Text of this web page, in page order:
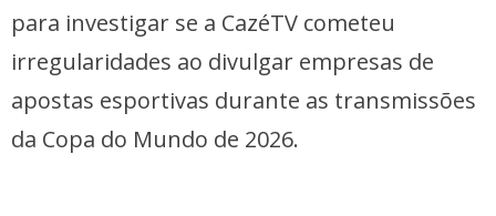
para investigar se a CazéTV cometeu
irregularidades ao divulgar empresas de
apostas esportivas durante as transmissões
da Copa do Mundo de 2026.